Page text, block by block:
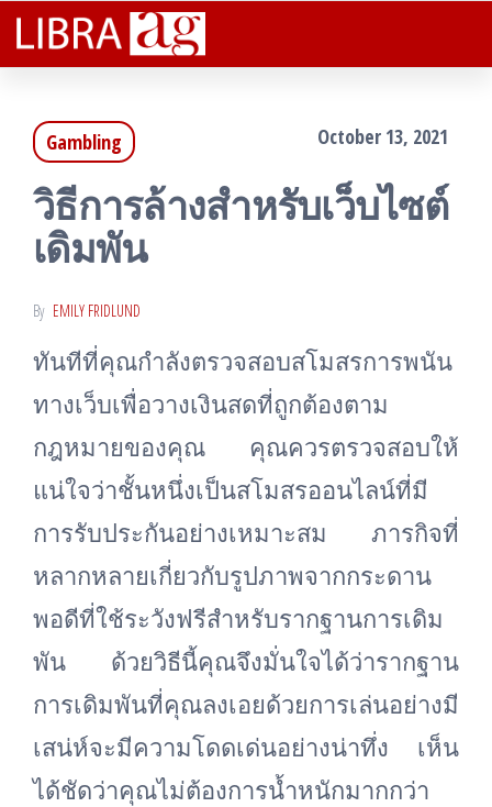
Skip
to
content
Ag
Facts That
Gambling October 13, 2021
วิธีการล้างสำหรับเว็บไซต์
เดิมพัน
By EMILY FRIDLUND
ทันทีที่คุณกำลังตรวจสอบสโมสรการพนัน
ทางเว็บเพื่อวางเงินสดที่ถูกต้องตาม
กฎหมายของคุณ คุณควรตรวจสอบให้
แน่ใจว่าชั้นหนึ่งเป็นสโมสรออนไลน์ที่มี
การรับประกันอย่างเหมาะสม ภารกิจที่
หลากหลายเกี่ยวกับรูปภาพจากกระดาน
พอดีที่ใช้ระวังฟรีสำหรับรากฐานการเดิม
พัน ด้วยวิธีนี้คุณจึงมั่นใจได้ว่ารากฐาน
การเดิมพันที่คุณลงเอยด้วยการเล่นอย่างมี
เสน่ห์จะมีความโดดเด่นอย่างน่าทึ่ง เห็น
ได้ชัดว่าคุณไม่ต้องการน้ำหนักมากกว่า